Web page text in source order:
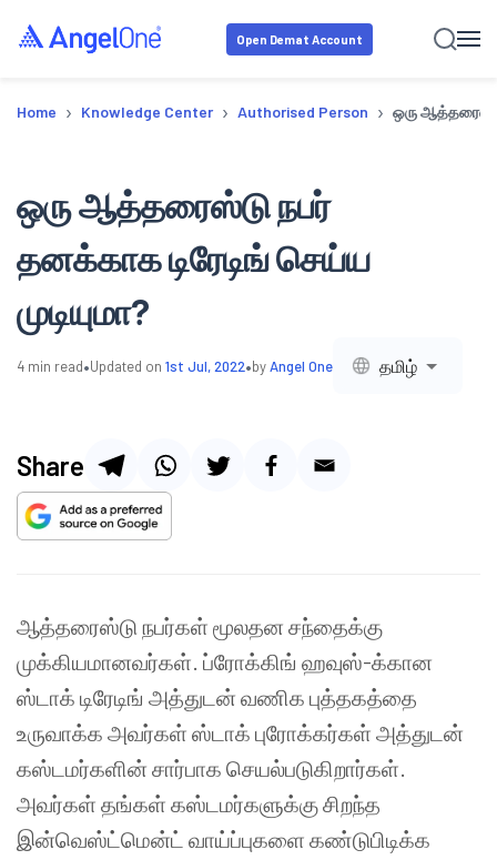
Open Demat Account
Home › Knowledge Center › Authorised Person › ஒரு ஆத்தரைஸ்டு
ஒரு ஆத்தரைஸ்டு நபர்
தனக்காக டிரேடிங் செய்ய
முடியுமா?
4 min read•Updated on 1st Jul, 2022•byAngel One தமிழ்
Share
ஆத்தரைஸ்டு நபர்கள் மூலதன சந்தைக்கு
முக்கியமானவர்கள். ப்ரோக்கிங் ஹவுஸ்-க்கான
ஸ்டாக் டிரேடிங் அத்துடன் வணிக புத்தகத்தை
உருவாக்க அவர்கள் ஸ்டாக் புரோக்கர்கள் அத்துடன்
கஸ்டமர்களின் சார்பாக செயல்படுகிறார்கள்.
அவர்கள் தங்கள் கஸ்டமர்களுக்கு சிறந்த
இன்வெஸ்ட்மென்ட் வாய்ப்புகளை கண்டுபிடிக்க